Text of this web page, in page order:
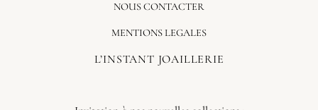
NOUS CONTACTER
MENTIONS LEGALES
L’INSTANT JOAILLERIE